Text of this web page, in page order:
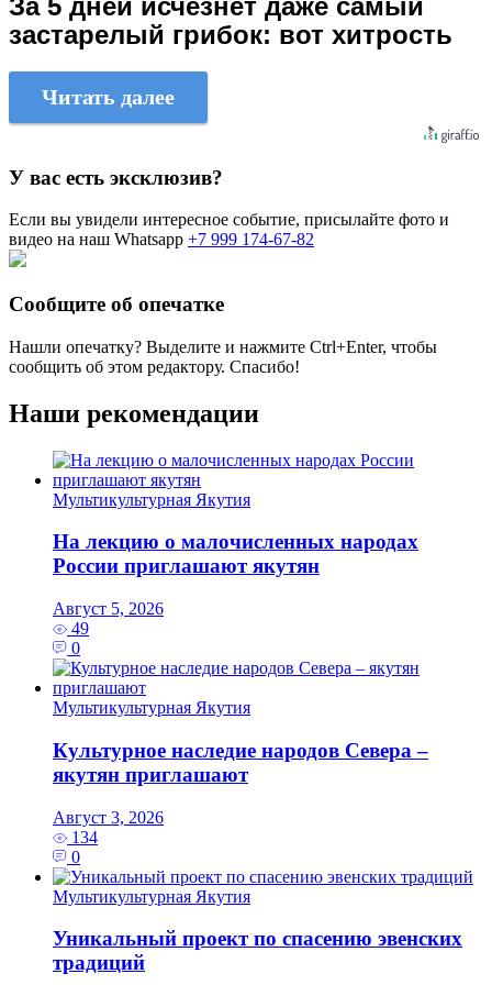
За 5 дней исчезнет даже самый
застарелый грибок: вот хитрость
Читать далее
У вас есть эксклюзив?
Если вы увидели интересное событие, присылайте фото и
видео на наш Whatsapp +7 999 174-67-82
Сообщите об опечатке
Нашли опечатку? Выделите и нажмите Ctrl+Enter, чтобы
сообщить об этом редактору. Спасибо!
Наши рекомендации
Мультикультурная Якутия
На лекцию о малочисленных народах
России приглашают якутян
Август 5, 2026
49
0
Мультикультурная Якутия
Культурное наследие народов Севера –
якутян приглашают
Август 3, 2026
134
0
Мультикультурная Якутия
Уникальный проект по спасению эвенских
традиций